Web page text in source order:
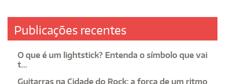
Publicações recentes
O que é um lightstick? Entenda o símbolo que vai
t...
Guitarras na Cidade do Rock: a força de um ritmo